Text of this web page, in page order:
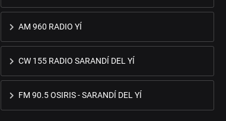
AM 960 RADIO YÍ
CW 155 RADIO SARANDÍ DEL YÍ
FM 90.5 OSIRIS - SARANDÍ DEL YÍ